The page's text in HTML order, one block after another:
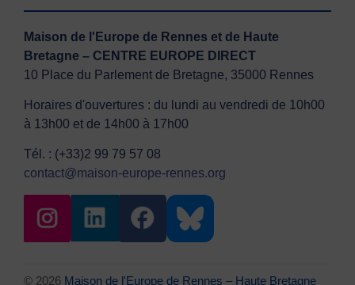
Maison de l'Europe de Rennes et de Haute
Bretagne – CENTRE EUROPE DIRECT
10 Place du Parlement de Bretagne, 35000 Rennes
Horaires d'ouvertures : du lundi au vendredi de 10h00
à 13h00 et de 14h00 à 17h00
Tél. : (+33)2 99 79 57 08
contact@maison-europe-rennes.org
© 2026 Maison de l'Europe de Rennes – Haute Bretagne